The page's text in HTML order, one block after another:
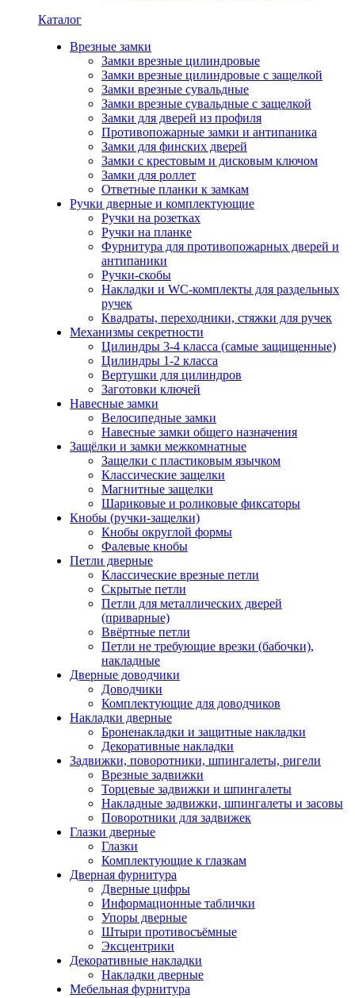
Каталог
Врезные замки
Замки врезные цилиндровые
Замки врезные цилиндровые с защелкой
Замки врезные сувальдные
Замки врезные сувальдные с защелкой
Замки для дверей из профиля
Противопожарные замки и антипаника
Замки для финских дверей
Замки с крестовым и дисковым ключом
Замки для роллет
Ответные планки к замкам
Ручки дверные и комплектующие
Ручки на розетках
Ручки на планке
Фурнитура для противопожарных дверей и
антипаники
Ручки-скобы
Накладки и WC-комплекты для раздельных
ручек
Квадраты, переходники, стяжки для ручек
Механизмы секретности
Цилиндры 3-4 класса (самые защищенные)
Цилиндры 1-2 класса
Вертушки для цилиндров
Заготовки ключей
Навесные замки
Велосипедные замки
Навесные замки общего назначения
Защёлки и замки межкомнатные
Защелки с пластиковым язычком
Классические защелки
Магнитные защелки
Шариковые и роликовые фиксаторы
Кнобы (ручки-защелки)
Кнобы округлой формы
Фалевые кнобы
Петли дверные
Классические врезные петли
Скрытые петли
Петли для металлических дверей
(приварные)
Ввёртные петли
Петли не требующие врезки (бабочки),
накладные
Дверные доводчики
Доводчики
Комплектующие для доводчиков
Накладки дверные
Броненакладки и защитные накладки
Декоративные накладки
Задвижки, поворотники, шпингалеты, ригели
Врезные задвижки
Торцевые задвижки и шпингалеты
Накладные задвижки, шпингалеты и засовы
Поворотники для задвижек
Глазки дверные
Глазки
Комплектующие к глазкам
Дверная фурнитура
Дверные цифры
Информационные таблички
Упоры дверные
Штыри противосъёмные
Эксцентрики
Декоративные накладки
Накладки дверные
Мебельная фурнитура